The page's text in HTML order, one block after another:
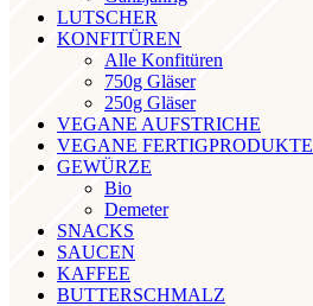
LUTSCHER
KONFITÜREN
Alle Konfitüren
750g Gläser
250g Gläser
VEGANE AUFSTRICHE
VEGANE FERTIGPRODUKTE
GEWÜRZE
Bio
Demeter
SNACKS
SAUCEN
KAFFEE
BUTTERSCHMALZ